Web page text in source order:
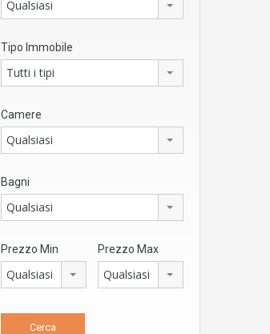
Qualsiasi
Tipo Immobile
Tutti i tipi
Camere
Qualsiasi
Bagni
Qualsiasi
Prezzo Min
Qualsiasi
Prezzo Max
Qualsiasi